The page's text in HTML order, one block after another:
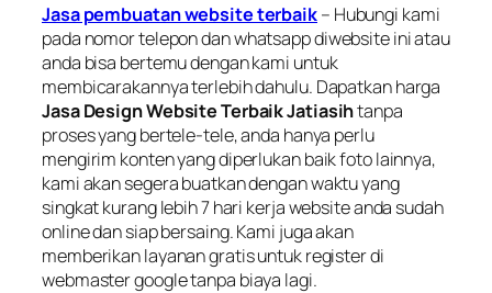
Jasa pembuatan website terbaik– Hubungi kami
pada nomor telepon danwhatsappdiwebsite ini atau
anda bisa bertemu dengan kami untuk
membicarakannya terlebih dahulu. Dapatkan harga
Jasa Design Website Terbaik Jatiasihtanpa
proses yang bertele-tele, anda hanya perlu
mengirim konten yang diperlukan baik foto lainnya,
kami akan segera buatkan dengan waktu yang
singkat kurang lebih 7 hari kerja website anda sudah
onlinedan siap bersaing. Kami juga akan
memberikan layanan gratis untuk register di
webmaster googletanpa biaya lagi.